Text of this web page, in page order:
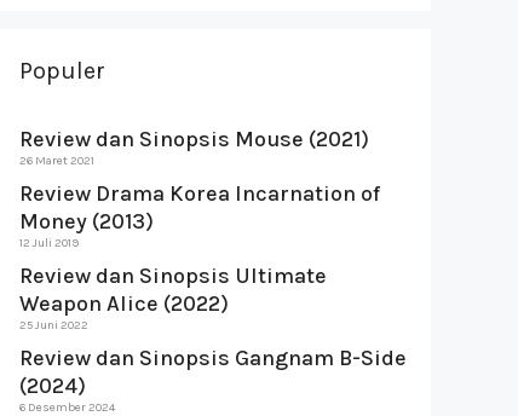
Populer
Review dan Sinopsis Mouse (2021)
26 Maret 2021
Review Drama Korea Incarnation of
Money (2013)
12 Juli 2019
Review dan Sinopsis Ultimate
Weapon Alice (2022)
25 Juni 2022
Review dan Sinopsis Gangnam B-Side
(2024)
6 Desember 2024